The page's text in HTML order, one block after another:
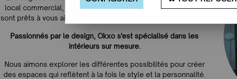
local commercial, nos conseillers en intérieur expérimentés
sont prêts à vous aider dans l’aménagement de votre intérieur.
Passionnés par le design, Okxo s'est spécialisé dans les
intérieurs sur mesure.
Nous aimons explorer les différentes possibilités pour créer
des espaces qui reflètent à la fois le style et la personnalité.